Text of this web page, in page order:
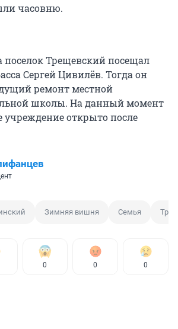
часовню.
поселок Трещевский посещал
Сергей Цивилёв. Тогда он
ремонт местной
школы. На данный момент
учреждение открыто после
Зимняя вишня Семья
0 0 0